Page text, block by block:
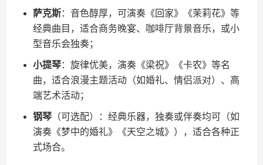
​萨克斯​​：音色醇厚，可演奏《回家》《茉莉花》等
经典曲目，适合商务晚宴、咖啡厅背景音乐，或小
型音乐会独奏；
​小提琴​​：旋律优美，演奏《梁祝》《卡农》等名
曲，适合浪漫主题活动（如婚礼、情侣派对）、高
端艺术活动；
​钢琴​​（可选配）：经典乐器，独奏或伴奏均可（如
演奏《梦中的婚礼》《天空之城》），适合各种正
式场合。